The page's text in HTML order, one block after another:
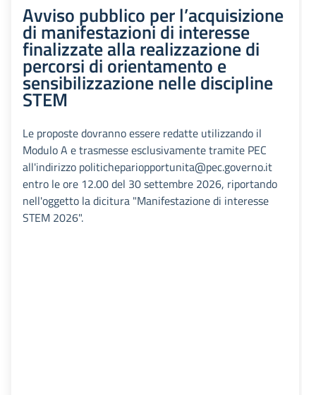
Avviso pubblico per l’acquisizione
di manifestazioni di interesse
finalizzate alla realizzazione di
percorsi di orientamento e
sensibilizzazione nelle discipline
STEM
Le proposte dovranno essere redatte utilizzando il
Modulo A e trasmesse esclusivamente tramite PEC
all'indirizzo politichepariopportunita@pec.governo.it
entro le ore 12.00 del 30 settembre 2026, riportando
nell'oggetto la dicitura "Manifestazione di interesse
STEM 2026".